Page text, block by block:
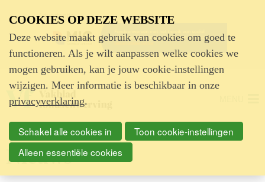
Advertentie
Nieuws
COOKIES OP DEZE WEBSITE
Deze website maakt gebruik van cookies om goed te
functioneren. Als je wilt aanpassen welke cookies we
mogen gebruiken, kan je jouw cookie-instellingen
wijzigen. Meer informatie is beschikbaar in onze
privacyverklaring.
Schakel alle cookies in
Toon cookie-instellingen
Alleen essentiële cookies